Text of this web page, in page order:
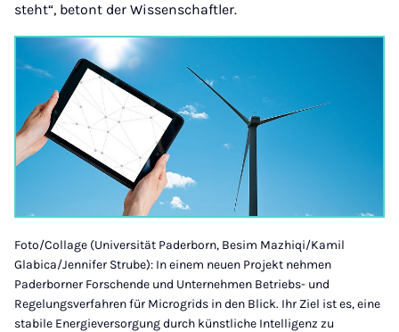
steht“, betont der Wissenschaftler.
Foto/Collage (Universität Paderborn, Besim Mazhiqi/Kamil
Glabica/Jennifer Strube): In einem neuen Projekt nehmen
Paderborner Forschende und Unternehmen Betriebs- und
Regelungsverfahren für Microgrids in den Blick. Ihr Ziel ist es, eine
stabile Energieversorgung durch künstliche Intelligenz zu